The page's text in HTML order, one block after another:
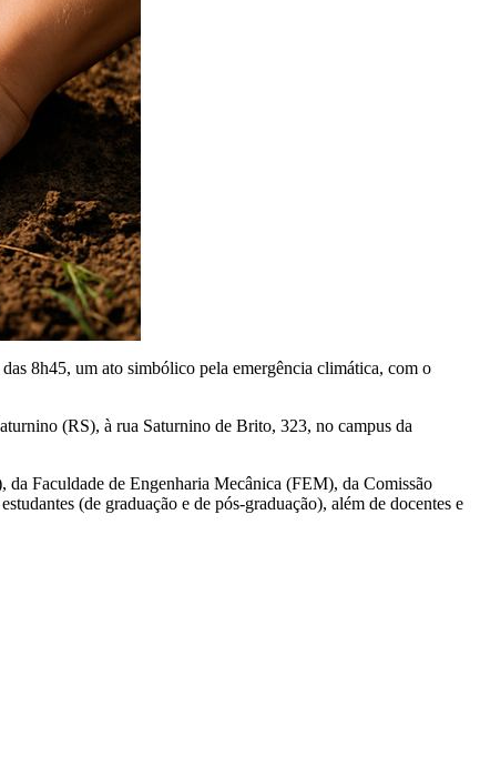
8h45, um ato simbólico pela emergência climática, com o
(RS), à rua Saturnino de Brito, 323, no campus da
Faculdade de Engenharia Mecânica (FEM), da Comissão
(de graduação e de pós-graduação), além de docentes e